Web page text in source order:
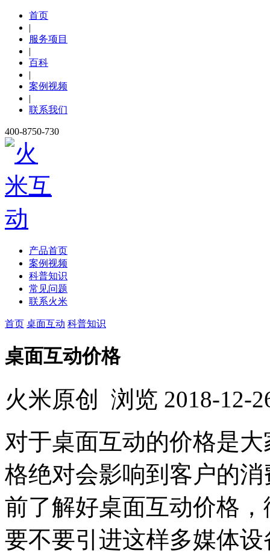
首页
|
服务项目
|
百科
|
案例视频
|
联系我们
400-8750-730
产品首页
案例视频
科普知识
常见问题
联系火米
首页 桌面互动 科普知识
桌面互动价格
火米原创 浏览 2018-12-
对于桌面互动的价格是
格绝对会影响到客户的
前了解好桌面互动价格
要不要引进这样多媒体